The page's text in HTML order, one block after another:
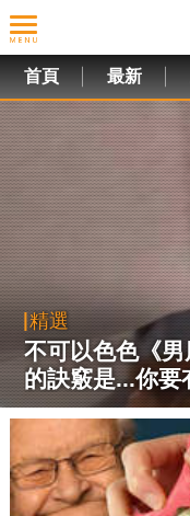
首頁 最新
精選